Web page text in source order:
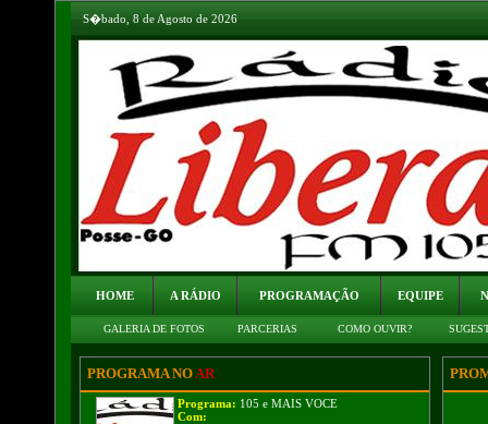
S�bado, 8 de Agosto de 2026
HOME A RÁDIO PROGRAMAÇÃO EQUIPE
GALERIA DE FOTOS PARCERIAS COMO OUVIR?
PROGRAMA NOAR
Programa: 105 e MAIS VOCE
Com: